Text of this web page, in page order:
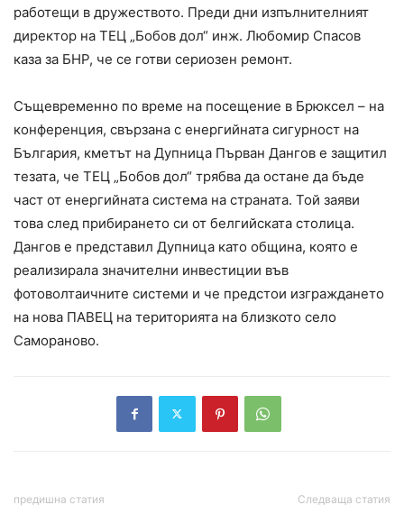
работещи в дружеството. Преди дни изпълнителният
директор на ТЕЦ „Бобов дол“ инж. Любомир Спасов
каза за БНР, че се готви сериозен ремонт.
Същевременно по време на посещение в Брюксел – на
конференция, свързана с енергийната сигурност на
България, кметът на Дупница Първан Дангов е защитил
тезата, че ТЕЦ „Бобов дол“ трябва да остане да бъде
част от енергийната система на страната. Той заяви
това след прибирането си от белгийската столица.
Дангов е представил Дупница като община, която е
реализирала значителни инвестиции във
фотоволтаичните системи и че предстои изграждането
на нова ПАВЕЦ на територията на близкото село
Самораново.
предишна статия Следваща статия